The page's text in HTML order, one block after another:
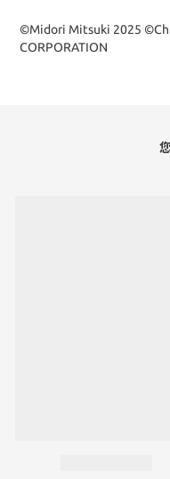
©Midori Mitsuki 2025
CORPORATION